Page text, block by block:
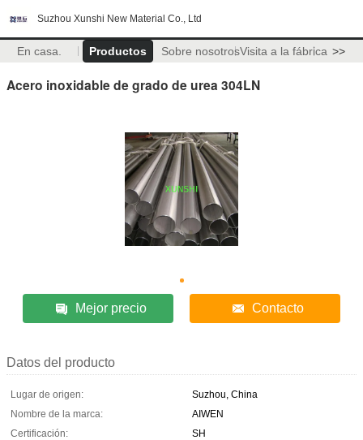
Suzhou Xunshi New Material Co., Ltd
En casa. Productos Sobre nosotrosVisita a la fábrica >>
Acero inoxidable de grado de urea 304LN
Mejor precio Contacto
Datos del producto
Lugar de origen:
Suzhou, China
Nombre de la marca:
AIWEN
Certificación:
SH